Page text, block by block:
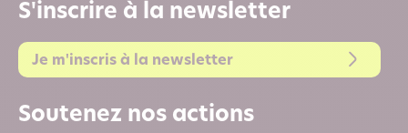
S'inscrire à la newsletter
Je m'inscris à la newsletter
Soutenez nos actions